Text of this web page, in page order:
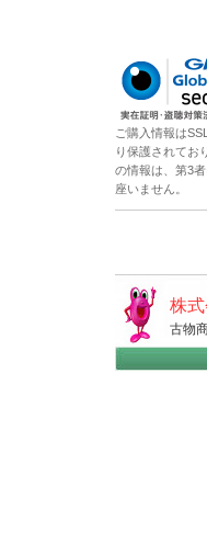
ご購入情報は
り保護されてお
の情報は、第3
座いません。
株
古物